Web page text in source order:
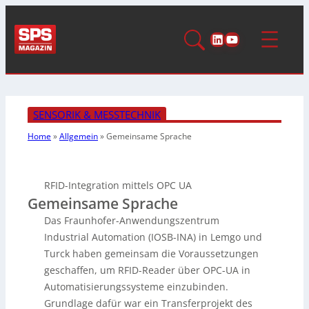
LinkedIn
YouTube
SENSORIK & MESSTECHNIK
Home»Allgemein»Gemeinsame Sprache
RFID-Integration mittels OPC UA
Gemeinsame Sprache
Das Fraunhofer-Anwendungszentrum
Industrial Automation (IOSB-INA) in Lemgo und
Turck haben gemeinsam die Voraussetzungen
geschaffen, um RFID-Reader über OPC-UA in
Automatisierungssysteme einzubinden.
Grundlage dafür war ein Transferprojekt des